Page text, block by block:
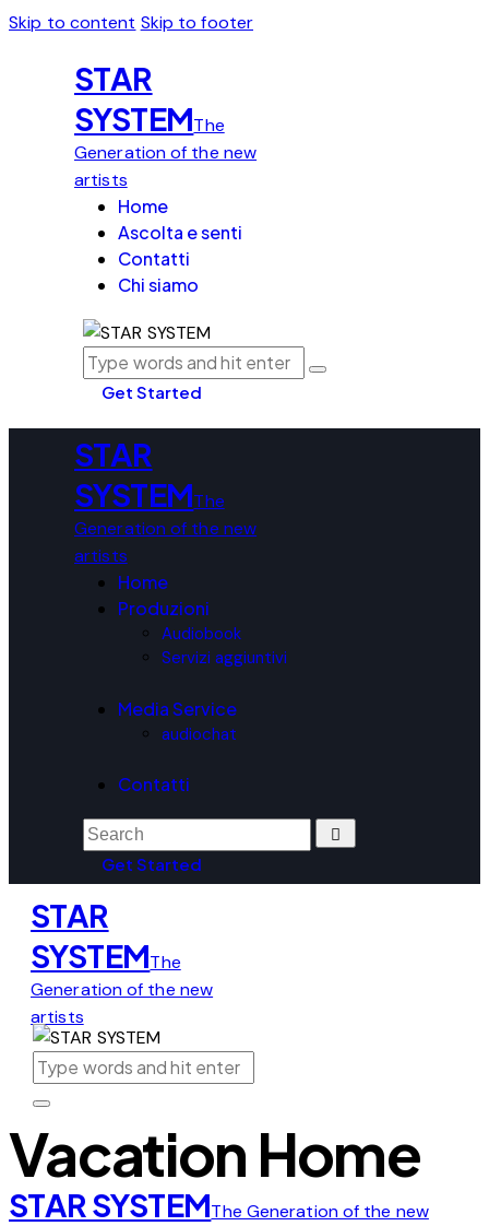
Skip to content Skip to footer
STAR
SYSTEMThe
Generation of the new
artists
Home
Ascolta e senti
Contatti
Chi siamo
Get Started
STAR
SYSTEMThe
Generation of the new
artists
Home
Produzioni
Audiobook
Servizi aggiuntivi
Media Service
audiochat
Contatti
Get Started
STAR
SYSTEMThe
Generation of the new
artists
Vacation Home
STAR SYSTEMThe Generation of the new